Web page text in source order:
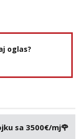
oglas?
sa 3500€/mj🌹